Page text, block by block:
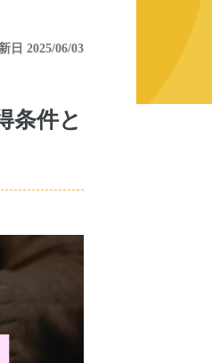
日 2025/06/03
条件と